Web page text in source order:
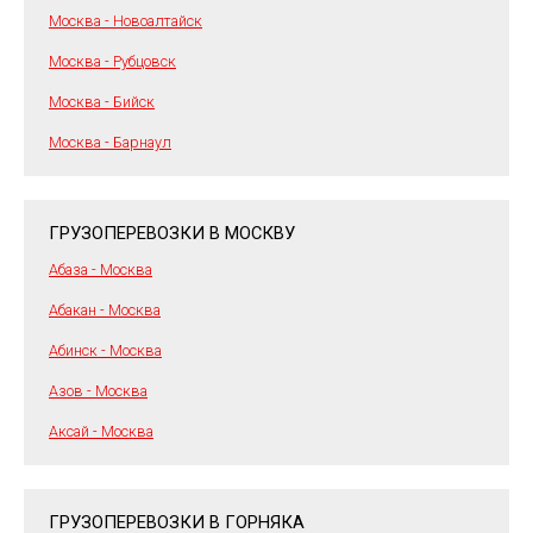
Москва - Новоалтайск
Москва - Рубцовск
Москва - Бийск
Москва - Барнаул
ГРУЗОПЕРЕВОЗКИ В МОСКВУ
Абаза - Москва
Абакан - Москва
Абинск - Москва
Азов - Москва
Аксай - Москва
ГРУЗОПЕРЕВОЗКИ В ГОРНЯКА